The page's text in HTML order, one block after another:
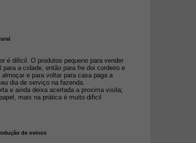
é dificil. O produtos pequeno para vender
a cidade, então para fre doi cordeiro e
e para voltar para casa paga a
dia de serviço na fazenda.
e ainda deixa acertada a proxima visita;
mais na prática é muito dificil
de ovinos